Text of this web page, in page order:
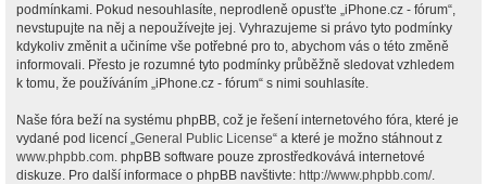
podmínkami. Pokud nesouhlasíte, neprodleně opusťte „iPhone.cz - fórum“,
nevstupujte na něj a nepoužívejte jej. Vyhrazujeme si právo tyto podmínky
kdykoliv změnit a učiníme vše potřebné pro to, abychom vás o této změně
informovali. Přesto je rozumné tyto podmínky průběžně sledovat vzhledem
k tomu, že používáním „iPhone.cz - fórum“ s nimi souhlasíte.
Naše fóra beží na systému phpBB, což je řešení internetového fóra, které je
vydané pod licencí „General Public License“ a které je možno stáhnout z
www.phpbb.com. phpBB software pouze zprostředkovává internetové
diskuze. Pro další informace o phpBB navštivte: http://www.phpbb.com/.